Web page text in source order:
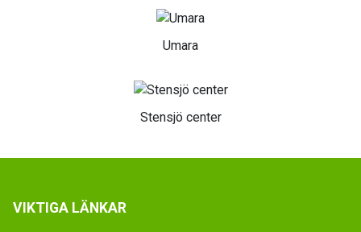
Umara
Stensjö center
VIKTIGA LÄNKAR